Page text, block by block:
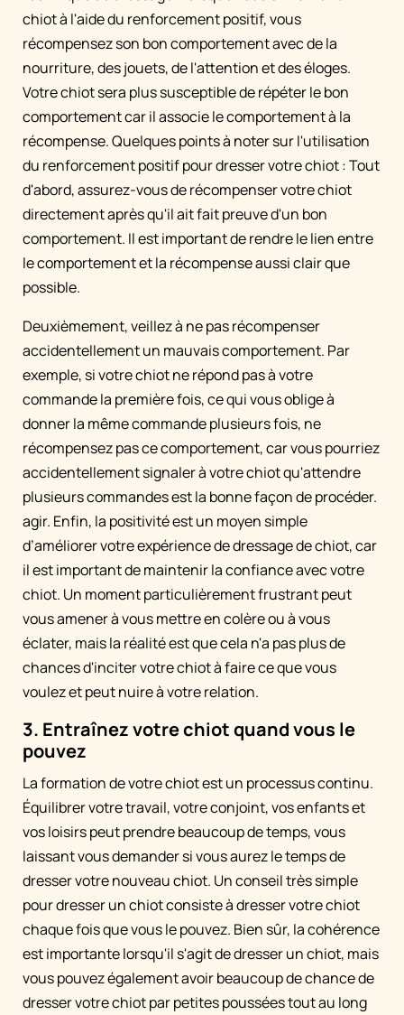
chiot à l'aide du renforcement positif, vous
récompensez son bon comportement avec de la
nourriture, des jouets, de l'attention et des éloges.
Votre chiot sera plus susceptible de répéter le bon
comportement car il associe le comportement à la
récompense. Quelques points à noter sur l'utilisation
du renforcement positif pour dresser votre chiot : Tout
d'abord, assurez-vous de récompenser votre chiot
directement après qu'il ait fait preuve d'un bon
comportement. Il est important de rendre le lien entre
le comportement et la récompense aussi clair que
possible.
Deuxièmement, veillez à ne pas récompenser
accidentellement un mauvais comportement. Par
exemple, si votre chiot ne répond pas à votre
commande la première fois, ce qui vous oblige à
donner la même commande plusieurs fois, ne
récompensez pas ce comportement, car vous pourriez
accidentellement signaler à votre chiot qu'attendre
plusieurs commandes est la bonne façon de procéder.
agir. Enfin, la positivité est un moyen simple
d’améliorer votre expérience de dressage de chiot, car
il est important de maintenir la confiance avec votre
chiot. Un moment particulièrement frustrant peut
vous amener à vous mettre en colère ou à vous
éclater, mais la réalité est que cela n'a pas plus de
chances d'inciter votre chiot à faire ce que vous
voulez et peut nuire à votre relation.
3. Entraînez votre chiot quand vous le
pouvez
La formation de votre chiot est un processus continu.
Équilibrer votre travail, votre conjoint, vos enfants et
vos loisirs peut prendre beaucoup de temps, vous
laissant vous demander si vous aurez le temps de
dresser votre nouveau chiot. Un conseil très simple
pour dresser un chiot consiste à dresser votre chiot
chaque fois que vous le pouvez. Bien sûr, la cohérence
est importante lorsqu'il s'agit de dresser un chiot, mais
vous pouvez également avoir beaucoup de chance de
dresser votre chiot par petites poussées tout au long